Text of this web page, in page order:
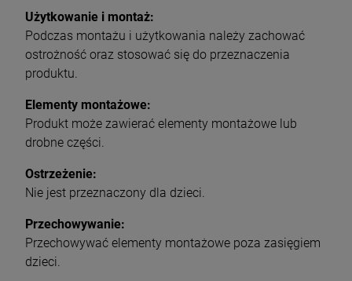
Użytkowanie i montaż:
Podczas montażu i użytkowania należy zachować
ostrożność oraz stosować się do przeznaczenia
produktu.
Elementy montażowe:
Produkt może zawierać elementy montażowe lub
drobne części.
Ostrzeżenie:
Nie jest przeznaczony dla dzieci.
Przechowywanie:
Przechowywać elementy montażowe poza zasięgiem
dzieci.